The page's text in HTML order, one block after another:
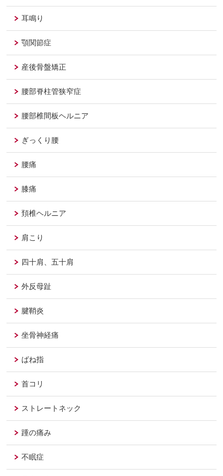
耳鳴り
顎関節症
産後骨盤矯正
腰部脊柱管狭窄症
腰部椎間板ヘルニア
ぎっくり腰
腰痛
膝痛
頚椎ヘルニア
肩こり
四十肩、五十肩
外反母趾
腱鞘炎
坐骨神経痛
ばね指
首コリ
ストレートネック
踵の痛み
不眠症